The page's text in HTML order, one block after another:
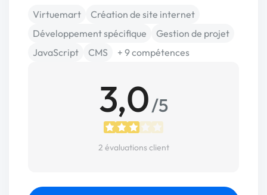
Virtuemart
Création de site internet
Développement spécifique
Gestion de projet
JavaScript
CMS + 9 compétences
3,0/5
2 évaluations client